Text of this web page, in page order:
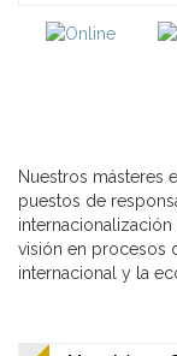
Nuestros másteres
puestos de
visión en procesos
internacional y la